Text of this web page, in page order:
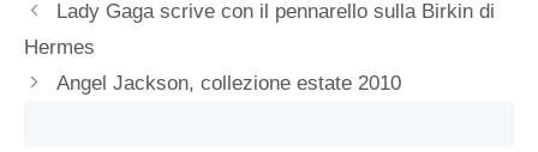
Lady Gaga scrive con il pennarello sulla Birkin di
Hermes
Angel Jackson, collezione estate 2010